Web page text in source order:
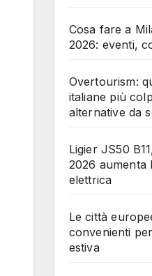
Cosa fare a
2026: eventi,
Overtourism:
italiane più
alternative da
Ligier JS50
2026 aumenta
elettrica
Le città
convenienti
estiva